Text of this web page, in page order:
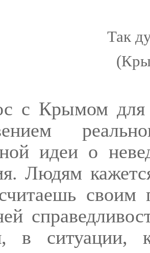
Так
с Крымом для
идеи о
Людям
в ситуации,